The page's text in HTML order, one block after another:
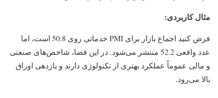
مثال کاربردی:
فرض کنید اجماع بازار برای PMI خدماتی روی 50.8 است، اما
عدد واقعی 52.2 منتشر می‌شود. در این فضا، شاخص‌های صنعتی
و مالی عموماً عملکرد بهتری از تکنولوژی دارند و بازدهی اوراق
بالا می‌رود.